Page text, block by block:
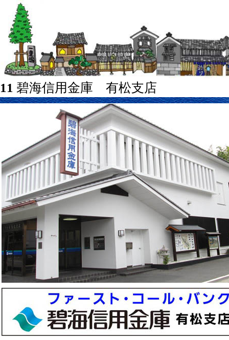
11 碧海信用金庫 有松支店